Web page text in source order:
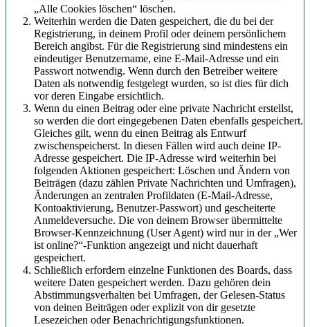
„Alle Cookies löschen“ löschen.
Weiterhin werden die Daten gespeichert, die du bei der
Registrierung, in deinem Profil oder deinem persönlichem
Bereich angibst. Für die Registrierung sind mindestens ein
eindeutiger Benutzername, eine E-Mail-Adresse und ein
Passwort notwendig. Wenn durch den Betreiber weitere
Daten als notwendig festgelegt wurden, so ist dies für dich
vor deren Eingabe ersichtlich.
Wenn du einen Beitrag oder eine private Nachricht erstellst,
so werden die dort eingegebenen Daten ebenfalls gespeichert.
Gleiches gilt, wenn du einen Beitrag als Entwurf
zwischenspeicherst. In diesen Fällen wird auch deine IP-
Adresse gespeichert. Die IP-Adresse wird weiterhin bei
folgenden Aktionen gespeichert: Löschen und Ändern von
Beiträgen (dazu zählen Private Nachrichten und Umfragen),
Änderungen an zentralen Profildaten (E-Mail-Adresse,
Kontoaktivierung, Benutzer-Passwort) und gescheiterte
Anmeldeversuche. Die von deinem Browser übermittelte
Browser-Kennzeichnung (User Agent) wird nur in der „Wer
ist online?“-Funktion angezeigt und nicht dauerhaft
gespeichert.
Schließlich erfordern einzelne Funktionen des Boards, dass
weitere Daten gespeichert werden. Dazu gehören dein
Abstimmungsverhalten bei Umfragen, der Gelesen-Status
von deinen Beiträgen oder explizit von dir gesetzte
Lesezeichen oder Benachrichtigungsfunktionen.